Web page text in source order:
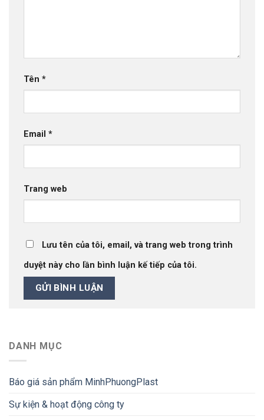
Tên *
Email *
Trang web
Lưu tên của tôi, email, và trang web trong trình
duyệt này cho lần bình luận kế tiếp của tôi.
DANH MỤC
Báo giá sản phẩm MinhPhuongPlast
Sự kiện & hoạt động công ty